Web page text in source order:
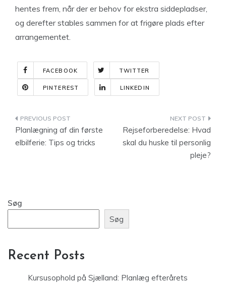
hentes frem, når der er behov for ekstra siddepladser,
og derefter stables sammen for at frigøre plads efter
arrangementet.
FACEBOOK TWITTER
PINTEREST LINKEDIN
Indlægsnavigation
Planlægning af din første
elbilferie: Tips og tricks
Rejseforberedelse: Hvad
skal du huske til personlig
pleje?
Søg
Søg
Recent Posts
Kursusophold på Sjælland: Planlæg efterårets